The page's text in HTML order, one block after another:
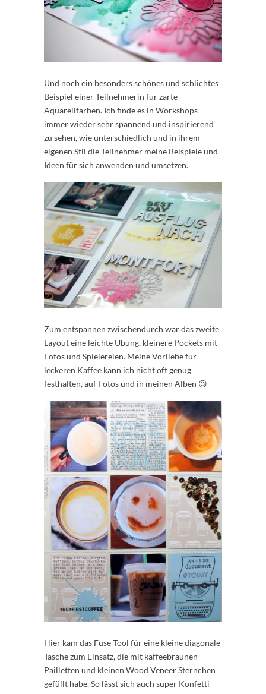
Und noch ein besonders schönes und schlichtes
Beispiel einer Teilnehmerin für zarte
Aquarellfarben. Ich finde es in Workshops
immer wieder sehr spannend und inspirierend
zu sehen, wie unterschiedlich und in ihrem
eigenen Stil die Teilnehmer meine Beispiele und
Ideen für sich anwenden und umsetzen.
Zum entspannen zwischendurch war das zweite
Layout eine leichte Übung, kleinere Pockets mit
Fotos und Spielereien. Meine Vorliebe für
leckeren Kaffee kann ich nicht oft genug
festhalten, auf Fotos und in meinen Alben 😉
Hier kam das Fuse Tool für eine kleine diagonale
Tasche zum Einsatz, die mit kaffeebraunen
Pailletten und kleinen Wood Veneer Sternchen
gefüllt habe. So lässt sich auch super Konfetti